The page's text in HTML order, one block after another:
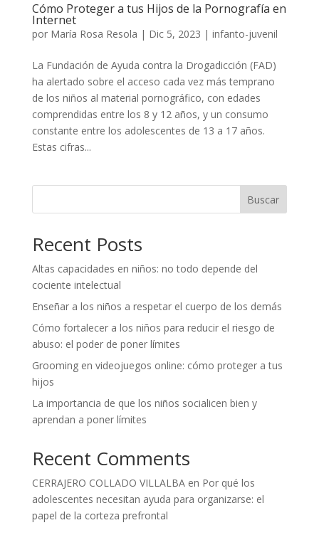
Cómo Proteger a tus Hijos de la Pornografía en
Internet
por María Rosa Resola | Dic 5, 2023 | infanto-juvenil
La Fundación de Ayuda contra la Drogadicción (FAD)
ha alertado sobre el acceso cada vez más temprano
de los niños al material pornográfico, con edades
comprendidas entre los 8 y 12 años, y un consumo
constante entre los adolescentes de 13 a 17 años.
Estas cifras...
Buscar
Recent Posts
Altas capacidades en niños: no todo depende del
cociente intelectual
Enseñar a los niños a respetar el cuerpo de los demás
Cómo fortalecer a los niños para reducir el riesgo de
abuso: el poder de poner límites
Grooming en videojuegos online: cómo proteger a tus
hijos
La importancia de que los niños socialicen bien y
aprendan a poner límites
Recent Comments
CERRAJERO COLLADO VILLALBAen Por qué los
adolescentes necesitan ayuda para organizarse: el
papel de la corteza prefrontal